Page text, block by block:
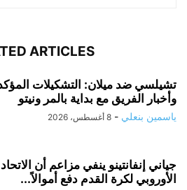
ARTICLES
تشيلسي ضد ميلان: التشكيلات
وأخبار الفريق مع بداية بالمر ونيتو
ياسمين بنعلي - 8 أغسطس، 2026
جياني إنفانتينو ينفي مزاعم أن الاتحاد
الأوروبي لكرة القدم دفع أموالاً...